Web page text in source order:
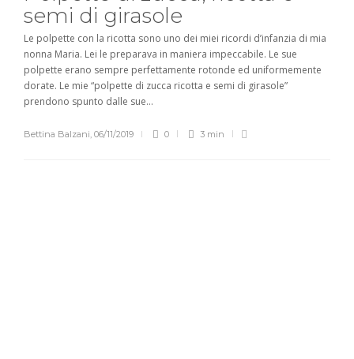
semi di girasole
Le polpette con la ricotta sono uno dei miei ricordi d’infanzia di mia
nonna Maria. Lei le preparava in maniera impeccabile. Le sue
polpette erano sempre perfettamente rotonde ed uniformemente
dorate. Le mie “polpette di zucca ricotta e semi di girasole”
prendono spunto dalle sue...
Bettina Balzani, 06/11/2019 0 3 min